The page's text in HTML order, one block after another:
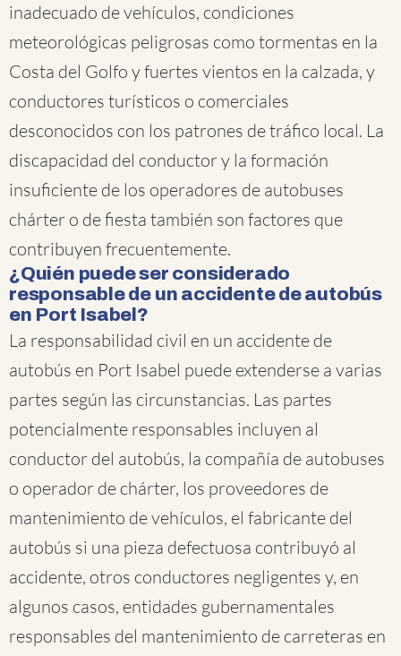
inadecuado de vehículos, condiciones
meteorológicas peligrosas como tormentas en la
Costa del Golfo y fuertes vientos en la calzada, y
conductores turísticos o comerciales
desconocidos con los patrones de tráfico local. La
discapacidad del conductor y la formación
insuficiente de los operadores de autobuses
chárter o de fiesta también son factores que
contribuyen frecuentemente.
¿Quién puede ser considerado
responsable de un accidente de autobús
en Port Isabel?
La responsabilidad civil en un accidente de
autobús en Port Isabel puede extenderse a varias
partes según las circunstancias. Las partes
potencialmente responsables incluyen al
conductor del autobús, la compañía de autobuses
o operador de chárter, los proveedores de
mantenimiento de vehículos, el fabricante del
autobús si una pieza defectuosa contribuyó al
accidente, otros conductores negligentes y, en
algunos casos, entidades gubernamentales
responsables del mantenimiento de carreteras en